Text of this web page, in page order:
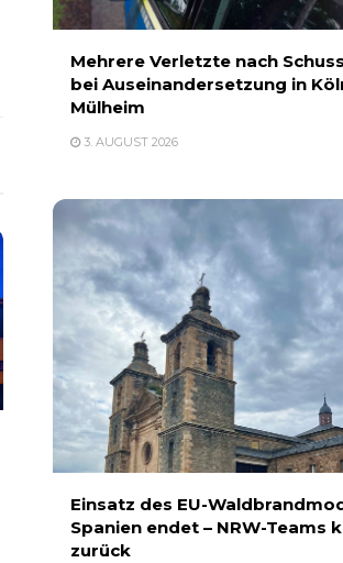
Mehrere Verletzte nach
bei Auseinandersetzung in
Mülheim
3. AUGUST 2026
Einsatz des EU-
Spanien endet – NRW-Teams
zurück